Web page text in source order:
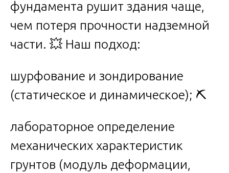
фундамента рушит здания чаще,
чем потеря прочности надземной
части. 💥 Наш подход:
шурфование и зондирование
(статическое и динамическое); ⛏️
лабораторное определение
механических характеристик
грунтов (модуль деформации,